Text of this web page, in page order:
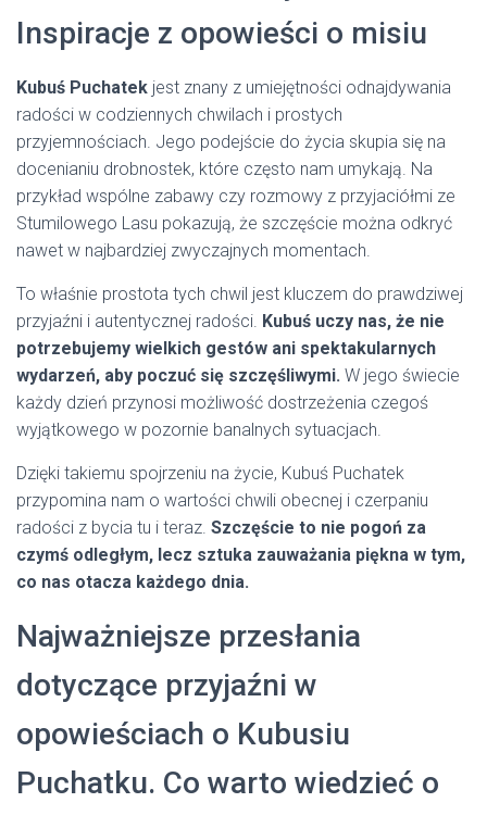
Inspiracje z opowieści o misiu
Kubuś Puchatek jest znany z umiejętności odnajdywania
radości w codziennych chwilach i prostych
przyjemnościach. Jego podejście do życia skupia się na
docenianiu drobnostek, które często nam umykają. Na
przykład wspólne zabawy czy rozmowy z przyjaciółmi ze
Stumilowego Lasu pokazują, że szczęście można odkryć
nawet w najbardziej zwyczajnych momentach.
To właśnie prostota tych chwil jest kluczem do prawdziwej
przyjaźni i autentycznej radości. Kubuś uczy nas, że nie
potrzebujemy wielkich gestów ani spektakularnych
wydarzeń, aby poczuć się szczęśliwymi. W jego świecie
każdy dzień przynosi możliwość dostrzeżenia czegoś
wyjątkowego w pozornie banalnych sytuacjach.
Dzięki takiemu spojrzeniu na życie, Kubuś Puchatek
przypomina nam o wartości chwili obecnej i czerpaniu
radości z bycia tu i teraz. Szczęście to nie pogoń za
czymś odległym, lecz sztuka zauważania piękna w tym,
co nas otacza każdego dnia.
Najważniejsze przesłania
dotyczące przyjaźni w
opowieściach o Kubusiu
Puchatku. Co warto wiedzieć o